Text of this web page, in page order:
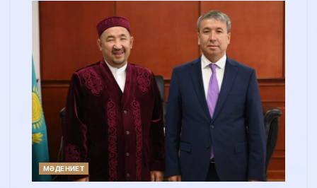
МӘДЕНИЕТ